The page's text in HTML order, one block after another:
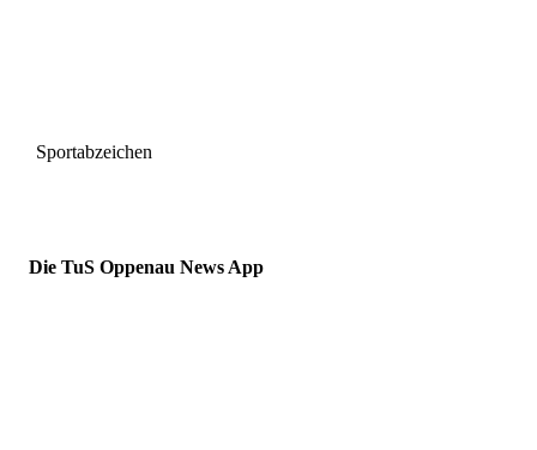
Sportabzeichen
Die TuS Oppenau News App